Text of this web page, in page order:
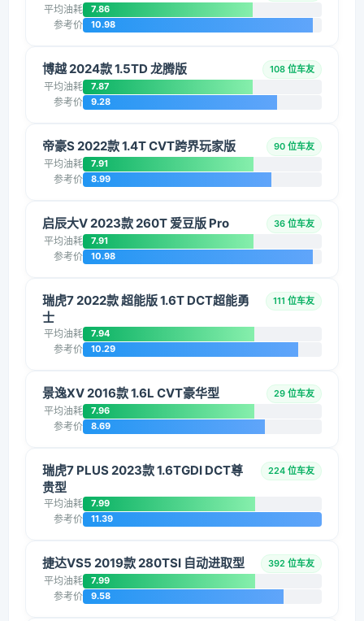
平均油耗 7.86
参考价 10.98
博越 2024款 1.5TD 龙腾版 108 位车友
平均油耗 7.87
参考价 9.28
帝豪S 2022款 1.4T CVT跨界玩家版 90 位车友
平均油耗 7.91
参考价 8.99
启辰大V 2023款 260T 爱豆版 Pro 36 位车友
平均油耗 7.91
参考价 10.98
瑞虎7 2022款 超能版 1.6T DCT超能勇
士
111 位车友
平均油耗 7.94
参考价 10.29
景逸XV 2016款 1.6L CVT豪华型 29 位车友
平均油耗 7.96
参考价 8.69
瑞虎7 PLUS 2023款 1.6TGDI DCT尊
贵型
224 位车友
平均油耗 7.99
参考价 11.39
捷达VS5 2019款 280TSI 自动进取型 392 位车友
平均油耗 7.99
参考价 9.58